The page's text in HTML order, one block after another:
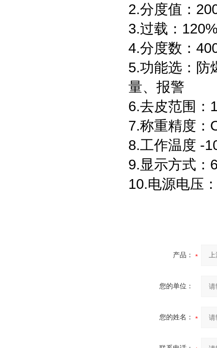
2.分度值：
3.过载：
4.分度数：
5.功能选：防
量、报警
6.去皮范围：
7.称重精度：
8.工作温度 -
9.显示方式：
10.电源电压
产品：
您的单位：
您的姓名：